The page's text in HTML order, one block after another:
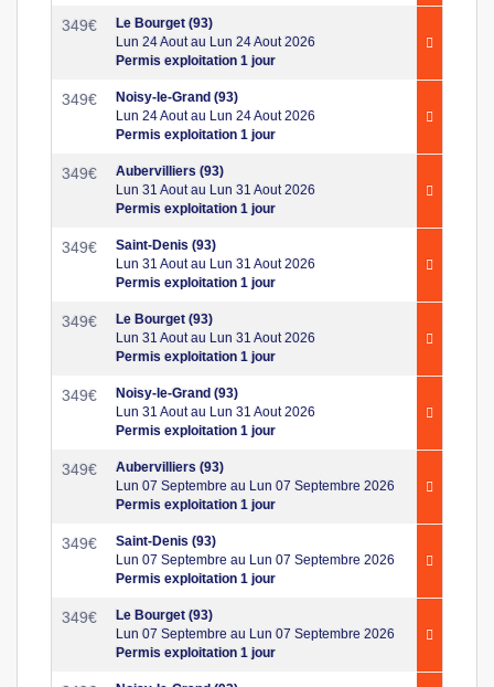
349€
Le Bourget (93)
Lun 24 Aout au Lun 24 Aout 2026
Permis exploitation 1 jour
349€
Noisy-le-Grand (93)
Lun 24 Aout au Lun 24 Aout 2026
Permis exploitation 1 jour
349€
Aubervilliers (93)
Lun 31 Aout au Lun 31 Aout 2026
Permis exploitation 1 jour
349€
Saint-Denis (93)
Lun 31 Aout au Lun 31 Aout 2026
Permis exploitation 1 jour
349€
Le Bourget (93)
Lun 31 Aout au Lun 31 Aout 2026
Permis exploitation 1 jour
349€
Noisy-le-Grand (93)
Lun 31 Aout au Lun 31 Aout 2026
Permis exploitation 1 jour
349€
Aubervilliers (93)
Lun 07 Septembre au Lun 07 Septembre 2026
Permis exploitation 1 jour
349€
Saint-Denis (93)
Lun 07 Septembre au Lun 07 Septembre 2026
Permis exploitation 1 jour
349€
Le Bourget (93)
Lun 07 Septembre au Lun 07 Septembre 2026
Permis exploitation 1 jour